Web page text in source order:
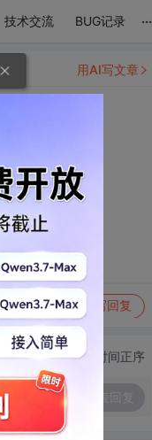
技术交流 BUG记录 ...
写回复
用AI写文章
切换为时间正序